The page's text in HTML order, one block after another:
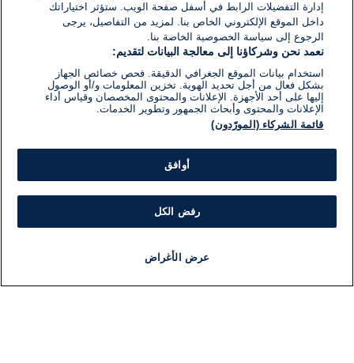
إدارة التفضيلات الرابط في أسفل صفحة الويب. ستؤثر اختياراتك
داخل الموقع الإلكتروني الخاص بنا. لمزيد من التفاصيل، يرجى
الرجوع إلى سياسة الخصوصية الخاصة بنا.
نعمد نحن وشركاؤنا إلى معالجة البيانات لتقديم:
استخدام بيانات الموقع الجغرافي الدقيقة. فحص خصائص الجهاز
بشكل فعال من أجل تحديد الهوية. تخزين المعلومات و/أو الوصول
إليها على أحد الأجهزة. الإعلانات والمحتوى المخصصان وقياس أداء
الإعلانات والمحتوى وأبحاث الجمهور وتطوير الخدمات.
قائمة الشركاء (المورّدون)
أوافق
رفض الكل
عرض الأغراض